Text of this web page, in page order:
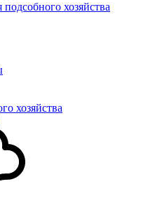
хозяйства
хозяйства